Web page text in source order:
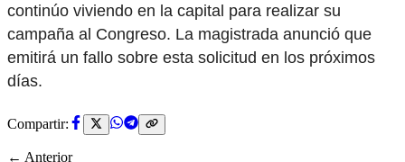
continúo viviendo en la capital para realizar su
campaña al Congreso. La magistrada anunció que
emitirá un fallo sobre esta solicitud en los próximos
días.
Compartir:
← Anterior